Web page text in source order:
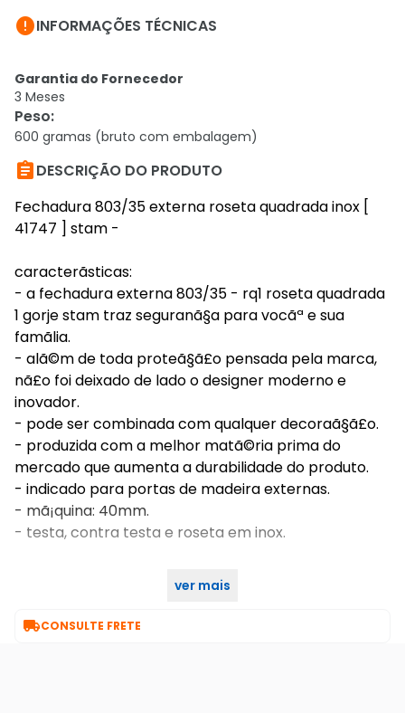
INFORMAÇÕES TÉCNICAS
Garantia do Fornecedor
3 Meses
Peso:
600 gramas (bruto com embalagem)
DESCRIÇÃO DO PRODUTO
Fechadura 803/35 externa roseta quadrada inox [
41747 ] stam -
caracterã­sticas:
- a fechadura externa 803/35 - rq1 roseta quadrada
1 gorje stam traz seguranã§a para vocãª e sua
famã­lia.
- alã©m de toda proteã§ã£o pensada pela marca,
nã£o foi deixado de lado o designer moderno e
inovador.
- pode ser combinada com qualquer decoraã§ã£o.
- produzida com a melhor matã©ria prima do
mercado que aumenta a durabilidade do produto.
- indicado para portas de madeira externas.
- mã¡quina: 40mm.
- testa, contra testa e roseta em inox.
ver mais
CONSULTE FRETE